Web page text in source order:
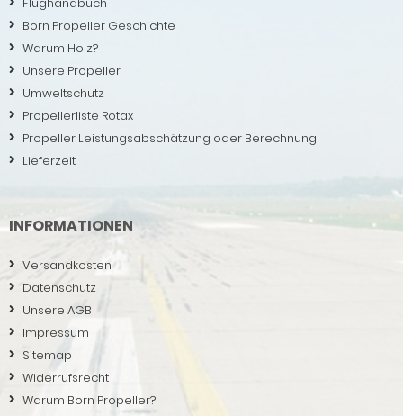
Born Propeller Geschichte
Warum Holz?
Unsere Propeller
Umweltschutz
Propellerliste Rotax
Propeller Leistungsabschätzung oder Berechnung
Lieferzeit
INFORMATIONEN
Versandkosten
Datenschutz
Unsere AGB
Impressum
Sitemap
Widerrufsrecht
Warum Born Propeller?